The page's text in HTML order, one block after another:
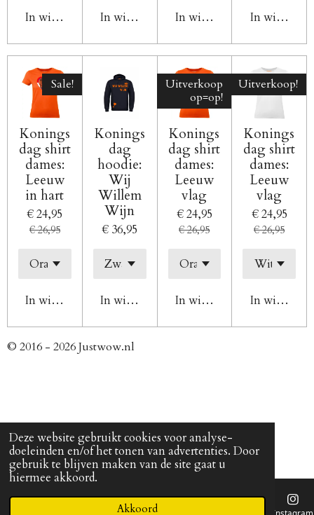
Deze website gebruikt cookies voor analyse-
doeleinden en/of het tonen van advertenties. Door
gebruik te blijven maken van de site gaat u
hiermee akkoord.
Akkoord
In winkelwagenIn winkelwagenIn winkelwagen
In
Sale!
Konings
dag shirt
dames:
Leeuw
in hart
€ 24,95
€ 26,95
In winkelwagen
Konings
dag
hoodie:
Wij
Willem
Wijn
€ 36,95
In winkelwagen
Uitverkoop
op=op!
Konings
dag shirt
dames:
Leeuw
vlag
€ 24,95
€ 26,95
In winkelwagen
Uitverkoop!
Konings
dag shirt
dames:
Leeuw
vlag
€ 24,95
€ 26,95
In
© 2016 - 2026 Justwow.nl